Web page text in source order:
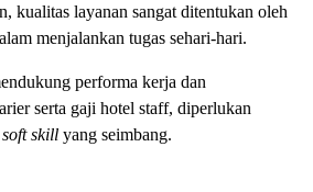
kualitas layanan sangat ditentukan oleh
menjalankan tugas sehari-hari.
performa kerja dan
serta gaji hotel staff, diperlukan
soft skill yang seimbang.